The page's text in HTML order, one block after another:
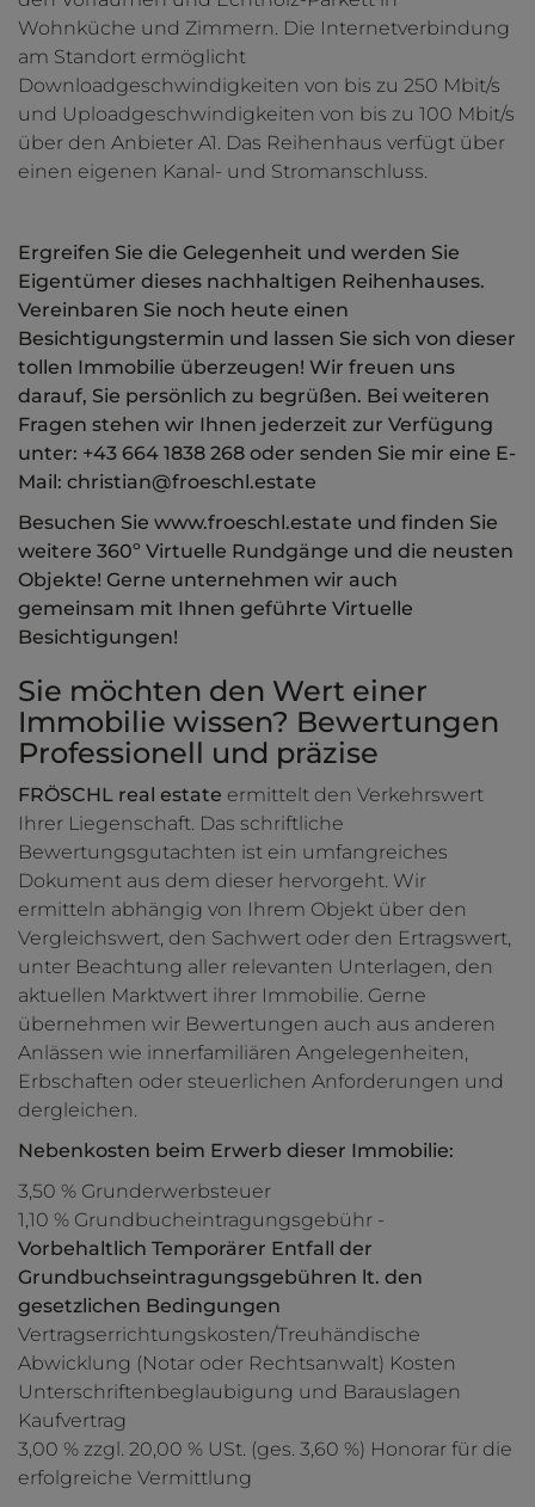
Wohnküche und Zimmern. Die Internetverbindung
am Standort ermöglicht
Downloadgeschwindigkeiten von bis zu 250 Mbit/s
und Uploadgeschwindigkeiten von bis zu 100 Mbit/s
über den Anbieter A1. Das Reihenhaus verfügt über
einen eigenen Kanal- und Stromanschluss.
Ergreifen Sie die Gelegenheit und werden Sie
Eigentümer dieses nachhaltigen Reihenhauses.
Vereinbaren Sie noch heute einen
Besichtigungstermin und lassen Sie sich von dieser
tollen Immobilie überzeugen! Wir freuen uns
darauf, Sie persönlich zu begrüßen. Bei weiteren
Fragen stehen wir Ihnen jederzeit zur Verfügung
unter: +43 664 1838 268 oder senden Sie mir eine E-
Mail: christian@froeschl.estate
Besuchen Sie www.froeschl.estate und finden Sie
weitere 360º Virtuelle Rundgänge und die neusten
Objekte! Gerne unternehmen wir auch
gemeinsam mit Ihnen geführte Virtuelle
Besichtigungen!
Sie möchten den Wert einer
Immobilie wissen? Bewertungen
Professionell und präzise
FRÖSCHL real estate ermittelt den Verkehrswert
Ihrer Liegenschaft. Das schriftliche
Bewertungsgutachten ist ein umfangreiches
Dokument aus dem dieser hervorgeht. Wir
ermitteln abhängig von Ihrem Objekt über den
Vergleichswert, den Sachwert oder den Ertragswert,
unter Beachtung aller relevanten Unterlagen, den
aktuellen Marktwert ihrer Immobilie. Gerne
übernehmen wir Bewertungen auch aus anderen
Anlässen wie innerfamiliären Angelegenheiten,
Erbschaften oder steuerlichen Anforderungen und
dergleichen.
Nebenkosten beim Erwerb dieser Immobilie:
3,50 % Grunderwerbsteuer
1,10 % Grundbucheintragungsgebühr -
Vorbehaltlich Temporärer Entfall der
Grundbuchseintragungsgebühren lt. den
gesetzlichen Bedingungen
Vertragserrichtungskosten/Treuhändische
Abwicklung (Notar oder Rechtsanwalt) Kosten
Unterschriftenbeglaubigung und Barauslagen
Kaufvertrag
3,00 % zzgl. 20,00 % USt. (ges. 3,60 %) Honorar für die
erfolgreiche Vermittlung